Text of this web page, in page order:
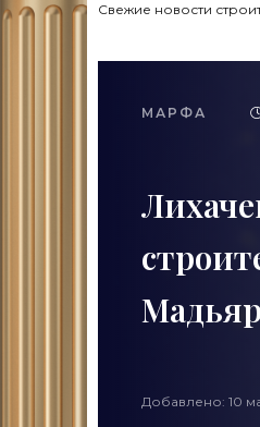
Свежие новости
МАРФА
Добавлено: 10